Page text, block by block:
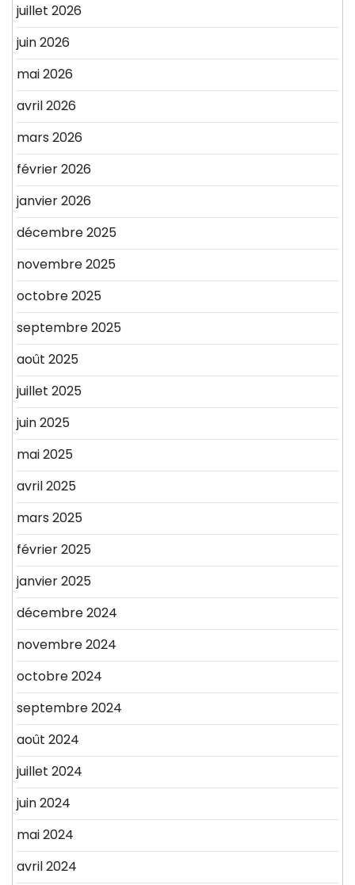
juillet 2026
juin 2026
mai 2026
avril 2026
mars 2026
février 2026
janvier 2026
décembre 2025
novembre 2025
octobre 2025
septembre 2025
août 2025
juillet 2025
juin 2025
mai 2025
avril 2025
mars 2025
février 2025
janvier 2025
décembre 2024
novembre 2024
octobre 2024
septembre 2024
août 2024
juillet 2024
juin 2024
mai 2024
avril 2024